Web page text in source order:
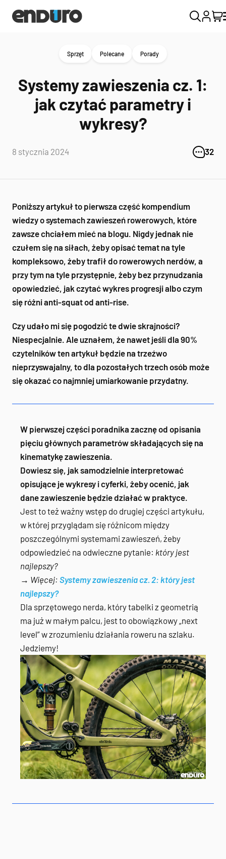
Sprzęt Polecane Porady
Systemy zawieszenia cz. 1:
jak czytać parametry i
wykresy?
8 stycznia 2024 32
Poniższy artykuł to pierwsza część kompendium
wiedzy o systemach zawieszeń rowerowych, które
zawsze chciałem mieć na blogu. Nigdy jednak nie
czułem się na siłach, żeby opisać temat na tyle
kompleksowo, żeby trafił do rowerowych nerdów, a
przy tym na tyle przystępnie, żeby bez przynudzania
opowiedzieć, jak czytać wykres progresji albo czym
się różni anti-squat od anti-rise.
Czy udało mi się pogodzić te dwie skrajności?
Niespecjalnie. Ale uznałem, że nawet jeśli dla 90%
czytelników ten artykuł będzie na trzeźwo
nieprzyswajalny, to dla pozostałych trzech osób może
się okazać co najmniej umiarkowanie przydatny.
W pierwszej części poradnika zacznę od opisania
pięciu głównych parametrów składających się na
kinematykę zawieszenia.
Dowiesz się, jak samodzielnie interpretować
opisujące je wykresy i cyferki, żeby ocenić, jak
dane zawieszenie będzie działać w praktyce.
Jest to też ważny wstęp do drugiej części artykułu,
w której przyglądam się różnicom między
poszczególnymi systemami zawieszeń, żeby
odpowiedzieć na odwieczne pytanie: który jest
najlepszy?
→ Więcej: Systemy zawieszenia cz. 2: który jest
najlepszy?
Dla sprzętowego nerda, który tabelki z geometrią
ma już w małym palcu, jest to obowiązkowy „next
level” w zrozumieniu działania roweru na szlaku.
Jedziemy!